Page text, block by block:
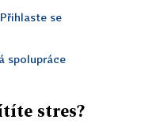
Přihlaste se
spolupráce
stres?